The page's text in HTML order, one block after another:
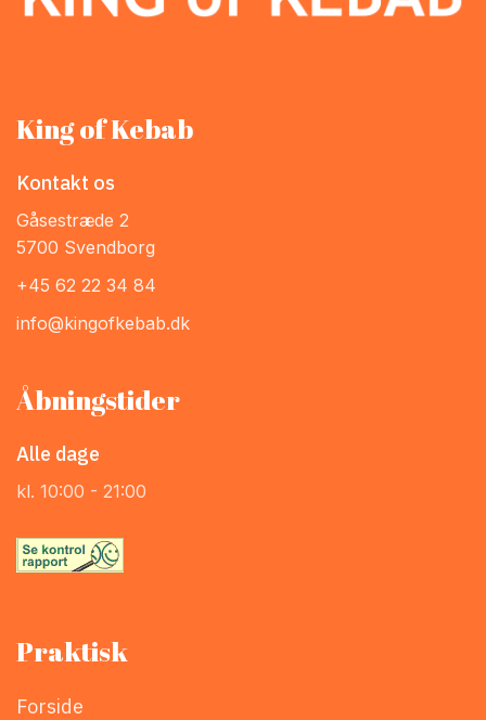
King of Kebab
Kontakt os
Gåsestræde 2
5700 Svendborg
+45 62 22 34 84
info@kingofkebab.dk
Åbningstider
Alle dage
kl. 10:00 - 21:00
Praktisk
Forside